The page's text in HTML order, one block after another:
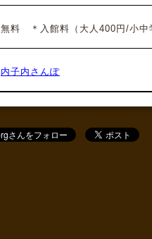
無料 ＊入館料（大人400円/小
内子内さんぽ